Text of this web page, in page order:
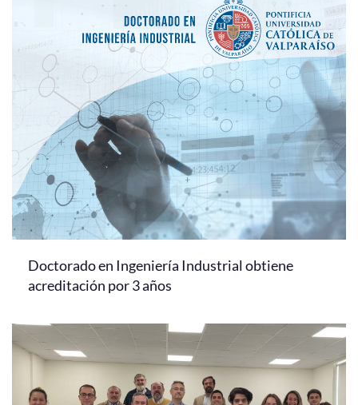
Doctorado en Ingeniería Industrial obtiene
acreditación por 3 años